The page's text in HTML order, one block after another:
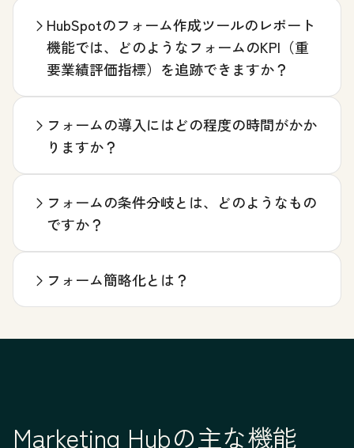
HubSpotのフォーム作成ツールのレポート
機能では、どのようなフォームのKPI（重
要業績評価指標）を追跡できますか？
フォームの導入にはどの程度の時間がかか
りますか？
フォームの条件分岐とは、どのようなもの
ですか？
フォーム簡略化とは？
Marketing Hubの主な機能